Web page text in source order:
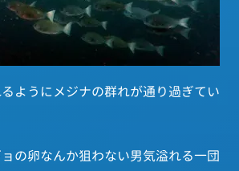
ようにメジナの群れが通り過ぎてい
の卵なんか狙わない男気溢れる一団